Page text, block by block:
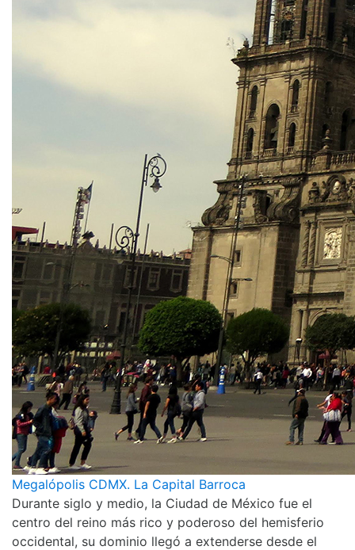
Megalópolis CDMX. La Capital Barroca
Durante siglo y medio, la Ciudad de México fue el
centro del reino más rico y poderoso del hemisferio
occidental, su dominio llegó a extenderse desde el